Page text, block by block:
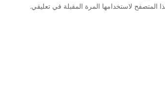
المتصفح لاستخدامها المرة المقبلة في تعليقي.